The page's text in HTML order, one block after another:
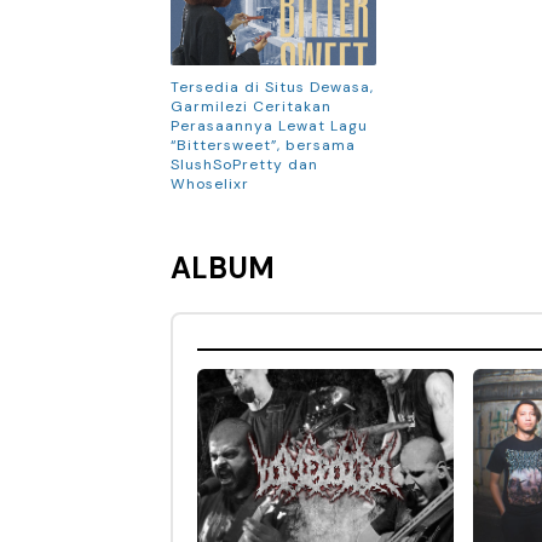
Tersedia di Situs Dewasa,
Garmilezi Ceritakan
Perasaannya Lewat Lagu
“Bittersweet”, bersama
SlushSoPretty dan
Whoselixr
ALBUM